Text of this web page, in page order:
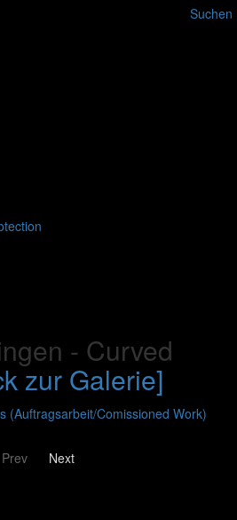
Suchen
- Curved
zur Galerie]
Prev Next